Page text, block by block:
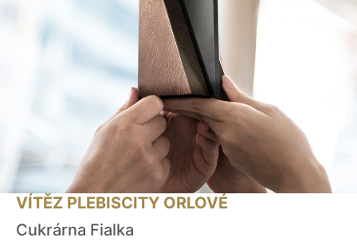
VÍTĚZ PLEBISCITY ORLOVÉ
Cukrárna Fialka